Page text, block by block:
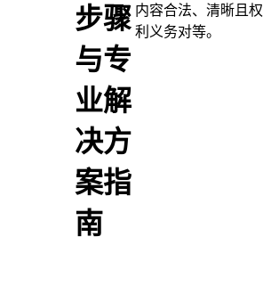
步骤
与专
业解
决方
案指
南
内容合法、清晰且权
利义务对等。